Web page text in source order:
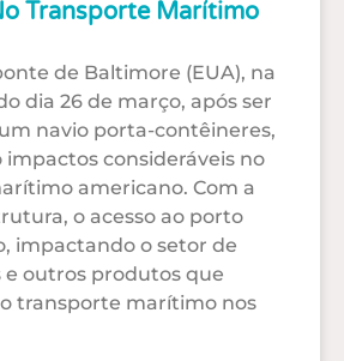
Transporte Marítimo
de Baltimore (EUA), na
dia 26 de março, após ser
navio porta-contêineres,
impactos consideráveis no
americano. Com a
o acesso ao porto
impactando o setor de
outros produtos que
transporte marítimo nos